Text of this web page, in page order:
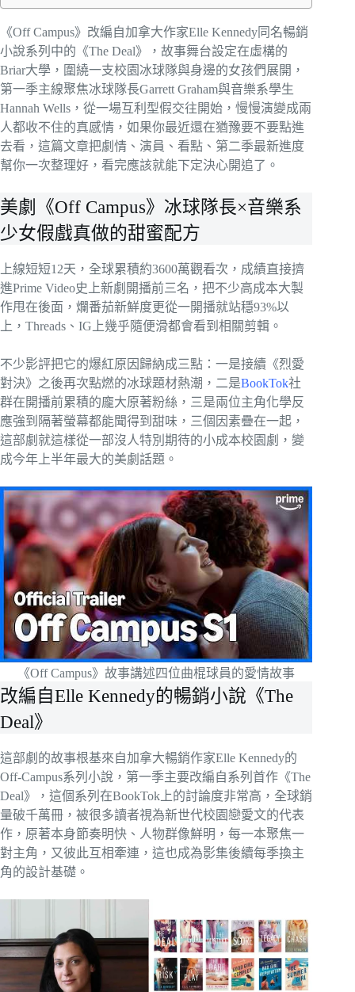
《Off Campus》改編自加拿大作家Elle Kennedy同名暢銷
小說系列中的《The Deal》，故事舞台設定在虛構的
Briar大學，圍繞一支校園冰球隊與身邊的女孩們展開，
第一季主線聚焦冰球隊長Garrett Graham與音樂系學生
Hannah Wells，從一場互利型假交往開始，慢慢演變成兩
人都收不住的真感情，如果你最近還在猶豫要不要點進
去看，這篇文章把劇情、演員、看點、第二季最新進度
幫你一次整理好，看完應該就能下定決心開追了。
美劇《Off Campus》冰球隊長×音樂系
少女假戲真做的甜蜜配方
上線短短12天，全球累積約3600萬觀看次，成績直接擠
進Prime Video史上新劇開播前三名，把不少高成本大製
作甩在後面，爛番茄新鮮度更從一開播就站穩93%以
上，Threads、IG上幾乎隨便滑都會看到相關剪輯。
不少影評把它的爆紅原因歸納成三點：一是接續《烈愛
對決》之後再次點燃的冰球題材熱潮，二是BookTok社
群在開播前累積的龐大原著粉絲，三是兩位主角化學反
應強到隔著螢幕都能聞得到甜味，三個因素疊在一起，
這部劇就這樣從一部沒人特別期待的小成本校園劇，變
成今年上半年最大的美劇話題。
《Off Campus》故事講述四位曲棍球員的愛情故事
改編自Elle Kennedy的暢銷小說《The
Deal》
這部劇的故事根基來自加拿大暢銷作家Elle Kennedy的
Off-Campus系列小說，第一季主要改編自系列首作《The
Deal》，這個系列在BookTok上的討論度非常高，全球銷
量破千萬冊，被很多讀者視為新世代校園戀愛文的代表
作，原著本身節奏明快、人物群像鮮明，每一本聚焦一
對主角，又彼此互相牽連，這也成為影集後續每季換主
角的設計基礎。